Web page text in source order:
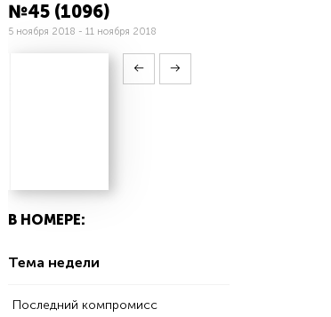
№45 (1096)
5 ноября 2018 - 11 ноября 2018
В НОМЕРЕ:
Тема недели
Последний компромисс